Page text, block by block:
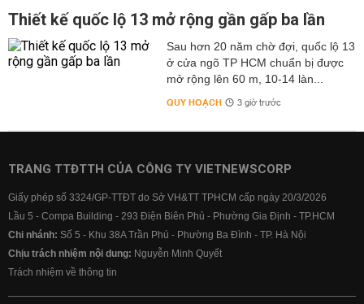
Thiết kế quốc lộ 13 mở rộng gần gấp ba lần
Sau hơn 20 năm chờ đợi, quốc lộ 13
ở cửa ngõ TP HCM chuẩn bị được
mở rộng lên 60 m, 10-14 làn...
QUY HOẠCH 3 giờ trước
TRANG TTĐTTH CỦA CÔNG TY VIETNEWSCORP
Giấy phép số 3324/GP-TTĐT do Sở VH&TT TPHCM cấp ngày 20/3/2026
Lầu 5 - Compa Building - 293 Điện Biên Phủ - Phường Gia Định - TP.HCM
Chi nhánh: Số 5 - Khu 38A Trần Phú - Phường Ba Đình - TP. Hà Nội
Chịu trách nhiệm nội dung: Nguyễn Minh Quyết
Trách nhiệm về thông tin